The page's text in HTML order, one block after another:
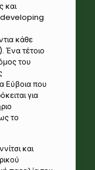
και
(developing
κάθε
τέτοιο
του
Εύβοια που
για
το
και